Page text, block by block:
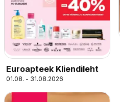
Euroapteek Kliendileht
01.08. - 31.08.2026